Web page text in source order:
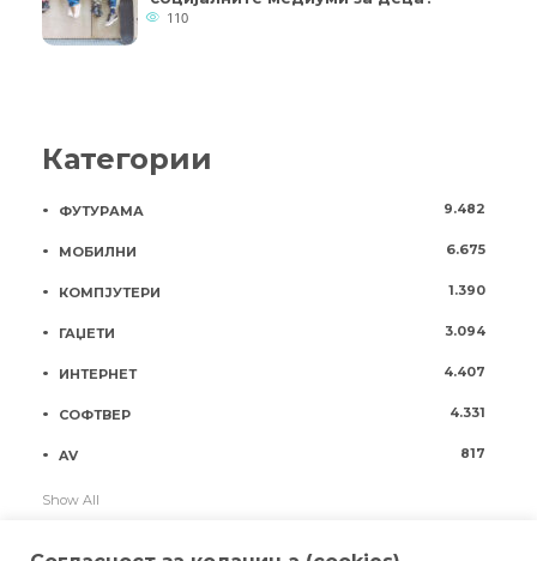
110
Категории
ФУТУРАМА 9.482
МОБИЛНИ 6.675
КОМПЈУТЕРИ 1.390
ГАЏЕТИ 3.094
ИНТЕРНЕТ 4.407
СОФТВЕР 4.331
AV 817
Show All